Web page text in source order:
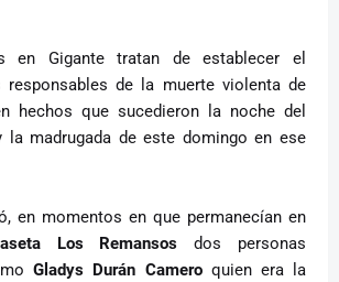
en Gigante tratan de establecer el
responsables de la muerte violenta de
hechos que sucedieron la noche del
la madrugada de este domingo en ese
en momentos en que permanecían en
Los Remansos dos personas
Gladys Durán Cameroquien era la